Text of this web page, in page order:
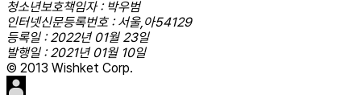
청소년보호책임자 : 박우범
인터넷신문등록번호 : 서울,아54129
등록일 : 2022년 01월 23일
발행일 : 2021년 01월 10일
© 2013 Wishket Corp.